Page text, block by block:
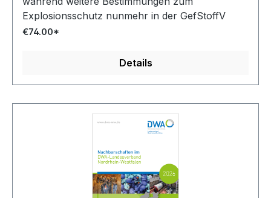
Explosionsschutz nunmehr in der GefStoffV
geregelt sind.
€74.00*
Details